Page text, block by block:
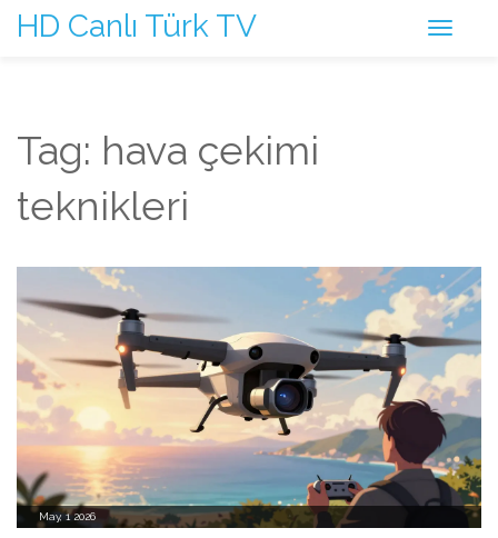
HD Canlı Türk TV
Tag: hava çekimi
teknikleri
May, 1 2026